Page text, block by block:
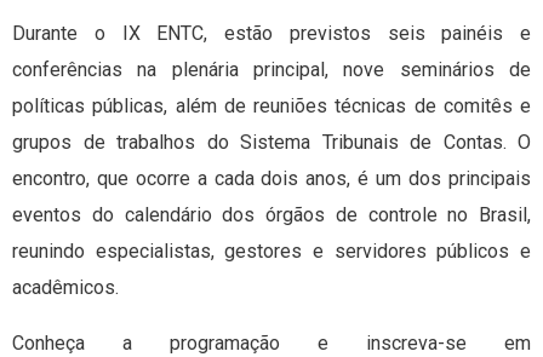
Durante o IX ENTC, estão previstos seis painéis e
conferências na plenária principal, nove seminários de
políticas públicas, além de reuniões técnicas de comitês e
grupos de trabalhos do Sistema Tribunais de Contas. O
encontro, que ocorre a cada dois anos, é um dos principais
eventos do calendário dos órgãos de controle no Brasil,
reunindo especialistas, gestores e servidores públicos e
acadêmicos.
Conheça a programação e inscreva-se em